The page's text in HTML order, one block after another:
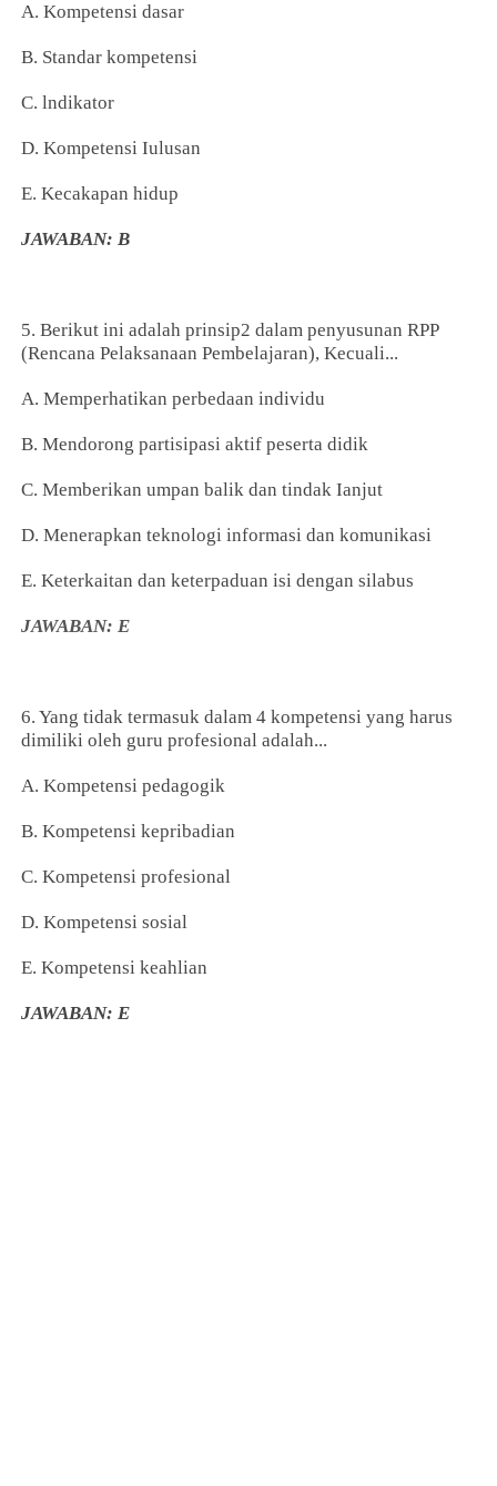
A. Kompetensi dasar
B. Standar kompetensi
C. lndikator
D. Kompetensi Iulusan
E. Kecakapan hidup
JAWABAN: B
5. Berikut ini adalah prinsip2 dalam penyusunan RPP
(Rencana Pelaksanaan Pembelajaran), Kecuali...
A. Memperhatikan perbedaan individu
B. Mendorong partisipasi aktif peserta didik
C. Memberikan umpan balik dan tindak Ianjut
D. Menerapkan teknologi informasi dan komunikasi
E. Keterkaitan dan keterpaduan isi dengan silabus
JAWABAN: E
6. Yang tidak termasuk dalam 4 kompetensi yang harus
dimiliki oleh guru profesional adalah...
A. Kompetensi pedagogik
B. Kompetensi kepribadian
C. Kompetensi profesional
D. Kompetensi sosial
E. Kompetensi keahlian
JAWABAN: E